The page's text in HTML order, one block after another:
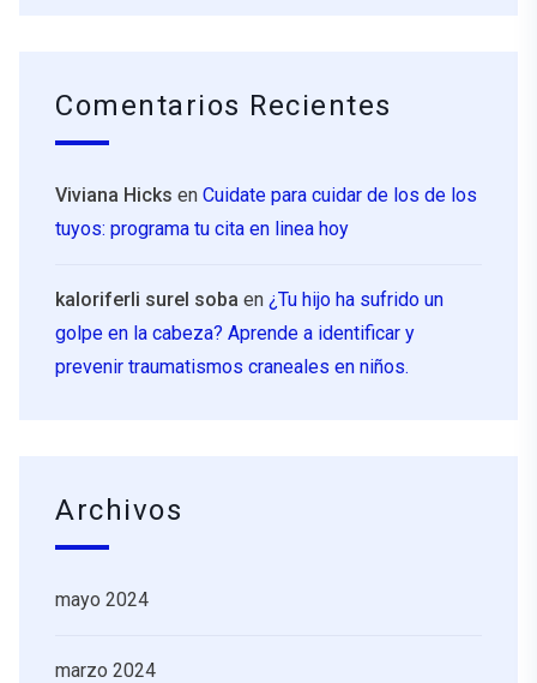
Comentarios Recientes
Viviana Hicks en Cuidate para cuidar de los de los
tuyos: programa tu cita en linea hoy
kaloriferli surel soba en ¿Tu hijo ha sufrido un
golpe en la cabeza? Aprende a identificar y
prevenir traumatismos craneales en niños.
Archivos
mayo 2024
marzo 2024